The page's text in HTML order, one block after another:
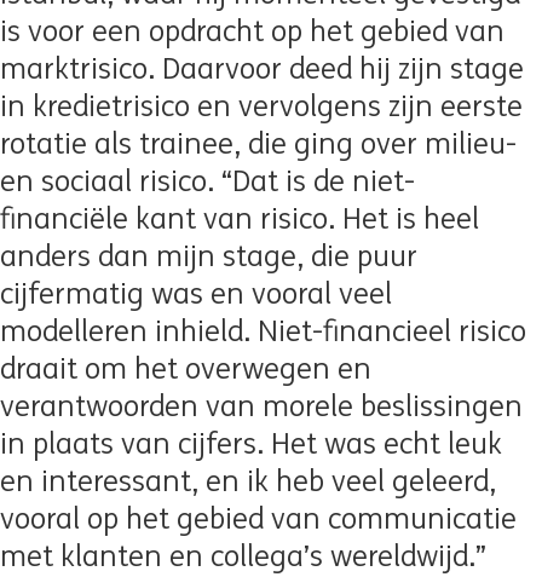
is voor een opdracht op het gebied van
marktrisico. Daarvoor deed hij zijn stage
in kredietrisico en vervolgens zijn eerste
rotatie als trainee, die ging over milieu-
en sociaal risico. “Dat is de niet-
financiële kant van risico. Het is heel
anders dan mijn stage, die puur
cijfermatig was en vooral veel
modelleren inhield. Niet-financieel risico
draait om het overwegen en
verantwoorden van morele beslissingen
in plaats van cijfers. Het was echt leuk
en interessant, en ik heb veel geleerd,
vooral op het gebied van communicatie
met klanten en collega’s wereldwijd.”